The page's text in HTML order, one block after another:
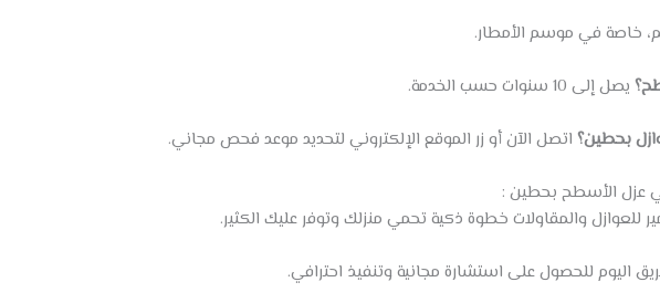
خاصة في موسم الأمطار.
يصل إلى 10 سنوات حسب الخدمة.
بحطين؟ اتصل الآن أو زر الموقع الإلكتروني لتحديد موعد فحص مجاني.
عزل الأسطح بحطين :
للعوازل والمقاولات خطوة ذكية تحمي منزلك وتوفر عليك الكثير.
اليوم للحصول على استشارة مجانية وتنفيذ احترافي.